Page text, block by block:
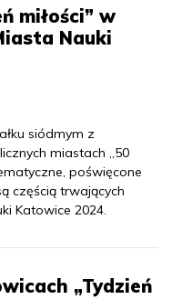
miłości” w
Nauki
siódmym z
miastach „50
poświęcone
częścią trwających
Katowice 2024.
„Tydzień